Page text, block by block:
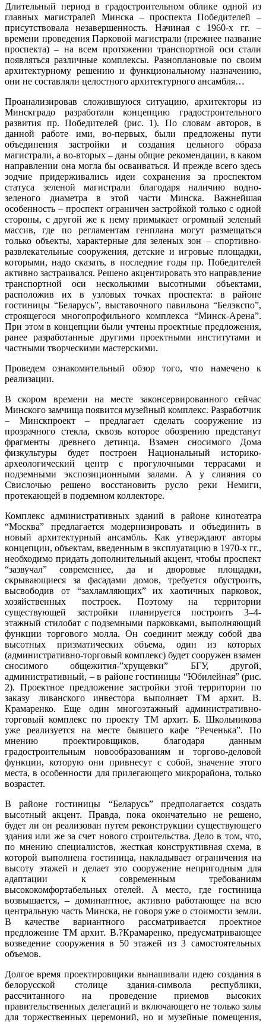
Длительный период в градостроительном облике одной из
главных магистралей Минска – проспекта Победителей –
присутствовала незавершенность. Начиная с 1960-х гг. –
времени проведения Парковой магистрали (прежнее название
проспекта) – на всем протяжении транспортной оси стали
появляться различные комплексы. Разноплановые по своим
архитектурному решению и функциональному назначению,
они не составляли целостного архитектурного ансамбля…
Проанализировав сложившуюся ситуацию, архитекторы из
Минскградо разработали концепцию градостроительного
развития пр. Победителей (рис. 1). По словам авторов, в
данной работе ими, во-первых, были предложены пути
объединения застройки и создания цельного образа
магистрали, а во-вторых – даны общие рекомендации, в каком
направлении она могла бы осваиваться. И прежде всего здесь
зодчие придерживались идеи сохранения за проспектом
статуса зеленой магистрали благодаря наличию водно-
зеленого диаметра в этой части Минска. Важнейшая
особенность – проспект ограничен застройкой только с одной
стороны, с другой же к нему примыкает огромный зеленый
массив, где по регламентам генплана могут размещаться
только объекты, характерные для зеленых зон – спортивно-
развлекательные сооружения, детские и игровые площадки,
которыми, надо сказать, в последние годы пр. Победителей
активно застраивался. Решено акцентировать это направление
транспортной оси несколькими высотными объектами,
расположив их в узловых точках проспекта: в районе
гостиницы “Беларусь”, выставочного павильона “Белэкспо”,
строящегося многопрофильного комплекса “Минск-Арена”.
При этом в концепции были учтены проектные предложения,
ранее разработанные другими проектными институтами и
частными творческими мастерскими.
Проведем ознакомительный обзор того, что намечено к
реализации.
В скором времени на месте законсервированного сейчас
Минского замчища появится музейный комплекс. Разработчик
– Минскпроект – предлагает сделать сооружение из
прозрачного стекла, сквозь которое обозрению предстанут
фрагменты древнего детинца. Взамен сносимого Дома
физкультуры будет построен Национальный историко-
археологический центр с прогулочными террасами и
подземными экспозиционными залами. А у слияния со
Свислочью решено восстановить русло реки Немиги,
протекающей в подземном коллекторе.
Комплекс административных зданий в районе кинотеатра
“Москва” предлагается модернизировать и объединить в
новый архитектурный ансамбль. Как утверждают авторы
концепции, объектам, введенным в эксплуатацию в 1970-х гг.,
необходимо придать дополнительный акцент, чтобы проспект
“зазвучал” современнее, да и дворовые площадки,
скрывающиеся за фасадами домов, требуется обустроить,
высвободив от “захламляющих” их хаотичных парковок,
хозяйственных построек. Поэтому на территории
существующей застройки планируется построить 3–4-
этажный стилобат с подземными парковками, выполняющий
функции торгового молла. Он соединит между собой два
высотных призматических объема, один из которых
(административно-торговый комплекс) будет сооружен взамен
сносимого общежития-”хрущевки” БГУ, другой,
административный, – в районе гостиницы “Юбилейная” (рис.
2). Проектное предложение застройки этой территории по
заказу ливанского инвестора выполняет ТМ архит. В.
Крамаренко. Еще один многоэтажный административно-
торговый комплекс по проекту ТМ архит. Б. Школьникова
уже реализуется на месте бывшего кафе “Реченька”. По
мнению проектировщиков, благодаря данным
градостроительным новообразованиям и торгово-деловой
функции, которую они привнесут с собой, значение этого
места, в особенности для прилегающего микрорайона, только
возрастет.
В районе гостиницы “Беларусь” предполагается создать
высотный акцент. Правда, пока окончательно не решено,
будет ли он реализован путем реконструкции существующего
здания или же за счет нового строительства. Дело в том, что,
по мнению специалистов, жесткая конструктивная схема, в
которой выполнена гостиница, накладывает ограничения на
высоту этажей и делает это сооружение непригодным для
адаптации к современным требованиям
высококомфортабельных отелей. А место, где гостиница
возвышается, – доминантное, активно работающее на всю
центральную часть Минска, не говоря уже о стоимости земли.
В качестве вариантного рассматривается проектное
предложение ТМ архит. В.?Крамаренко, предусматривающее
возведение сооружения в 50 этажей из 3 самостоятельных
объемов.
Долгое время проектировщики вынашивали идею создания в
белорусской столице здания-символа республики,
рассчитанного на проведение приемов высоких
правительственных делегаций и включающего не только залы
для торжественных церемоний, но и музейные помещения,